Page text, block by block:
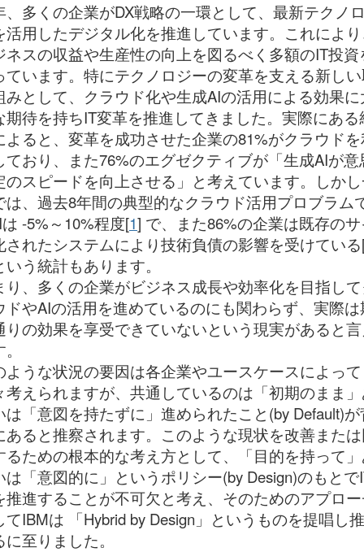
、多くの企業がDX戦略の一環として、最新テクノ
活用したデジタル化を推進しています。これによ
ネスの収益や生産性の向上を図るべく多額のIT投資
ています。特にテクノロジーの変革を支える新し
みとして、クラウド化や生成AIの活用による効果に
期待を持ちIT変革を推進してきました。実際にある
よると、変革を成功させた企業の81%がクラウド
ており、また76%のエグゼクティブが「生成AIが意
のスピードを向上させる」と考えています。しか
は、過去8年間の典型的なクラウド活用プロブラム
-5%～10%程度[1] で、また86%の企業は既存の
されたシステムにより技術負債の影響を受けてい
いう統計もあります。
り、多くの企業がビジネス成長や効率化を目指し
ドやAIの活用を進めているのにも関わらず、実際は
りの効果を享受できていないという現実があると
ような状況の要因は各企業やユースケースによって
考えられますが、共通しているのは「初期のまま
は「意図を持たずに」進められたこと(by Default)が
あると推察されます。このような現状を改善また
るための根本的な考え方として、「目的を持って
は「意図的に」というポリシー(by Design)のもとで
推進することが不可欠と考え、そのためのアプロ
てIBMは 「Hybrid by Design」というものを提唱し
に至りました。